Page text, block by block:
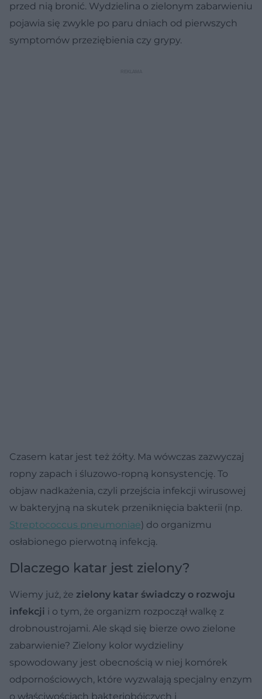
przed nią bronić. Wydzielina o zielonym zabarwieniu
pojawia się zwykle po paru dniach od pierwszych
symptomów przeziębienia czy grypy.
Czasem katar jest też żółty. Ma wówczas zazwyczaj
ropny zapach i śluzowo-ropną konsystencję. To
objaw nadkażenia, czyli przejścia infekcji wirusowej
w bakteryjną na skutek przeniknięcia bakterii (np.
Streptococcus pneumoniae) do organizmu
osłabionego pierwotną infekcją.
Dlaczego katar jest zielony?
Wiemy już, że zielony katar świadczy o rozwoju
infekcji i o tym, że organizm rozpoczął walkę z
drobnoustrojami. Ale skąd się bierze owo zielone
zabarwienie? Zielony kolor wydzieliny
spowodowany jest obecnością w niej komórek
odpornościowych, które wyzwalają specjalny enzym
o właściwościach bakteriobójczych i